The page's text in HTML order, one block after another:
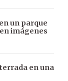
un parque
imágenes
en una